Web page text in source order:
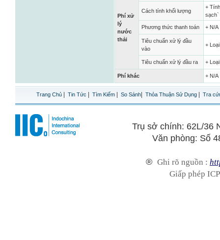
Phí xử
lý
nước
thải
Cách tính khối lượng
+
sạch`
Phương thức thanh toán + N/A
Tiêu chuẩn xử lý đầu
vào
+
Tiêu chuẩn xử lý đầu ra + Loại
Phí khác + N/A
Trang Chủ Tin Tức Tìm Kiếm So Sánh Thỏa Thuận Sử Dụng Tra
Trụ sở chính: 62L/36
Văn phòng: Số
® Ghi rõ nguồn :
Giấp phép